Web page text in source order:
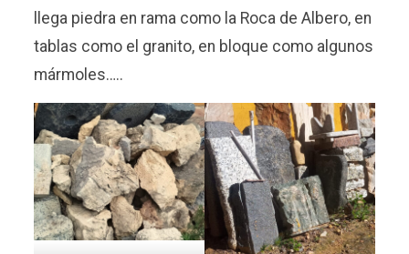
llega piedra en rama como la Roca de Albero, en
tablas como el granito, en bloque como algunos
mármoles…..